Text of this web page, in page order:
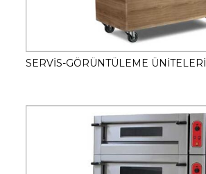
SERVİS-GÖRÜNTÜLEME ÜNİTELERİ